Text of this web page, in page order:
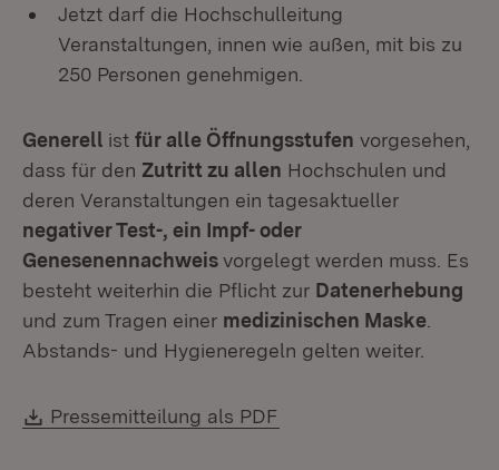
Jetzt darf die Hochschulleitung
Veranstaltungen, innen wie außen, mit bis zu
250 Personen genehmigen.
Generell ist für alle Öffnungsstufen vorgesehen,
dass für den Zutritt zu allen Hochschulen und
deren Veranstaltungen ein tagesaktueller
negativer Test-, ein Impf- oder
Genesenennachweisvorgelegt werden muss. Es
besteht weiterhin die Pflicht zur Datenerhebung
und zum Tragen einer medizinischen Maske
Abstands- und Hygieneregeln gelten weiter.
Download:
Pressemitteilung als PDF